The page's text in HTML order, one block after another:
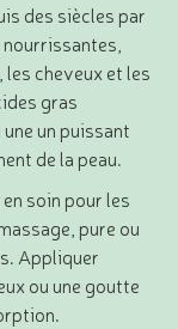
des siècles par
cheveux et les
gras
un puissant
de la peau.
soin pour les
pure ou
Appliquer
ou une goutte